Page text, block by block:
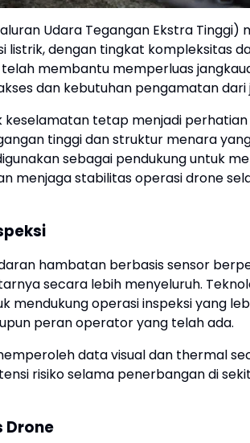
Udara Tegangan Ekstra Tinggi)
dengan tingkat kompleksitas
membantu memperluas
dan kebutuhan pengamatan dari
keselamatan tetap menjadi
tinggi dan struktur menara
sebagai pendukung untuk
menjaga stabilitas operasi drone
hambatan berbasis sensor
secara lebih menyeluruh.
mendukung operasi inspeksi yang
peran operator yang telah ada.
data visual dan thermal
risiko selama penerbangan di
Drone